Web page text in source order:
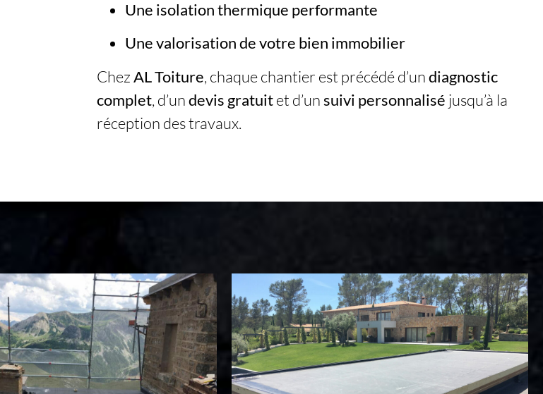
Une isolation thermique performante
Une valorisation de votre bien immobilier
ChezAL Toiture, chaque chantier est précédé d’undiagnostic
complet, d’undevis gratuitet d’unsuivi personnalisé jusqu’à la
réception des travaux.